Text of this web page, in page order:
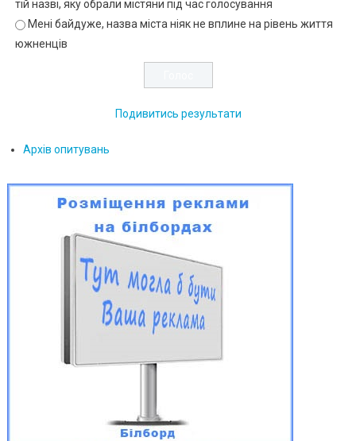
тій назві, яку обрали містяни під час голосування
Мені байдуже, назва міста ніяк не вплине на рівень життя
южненців
Подивитись результати
Архів опитувань